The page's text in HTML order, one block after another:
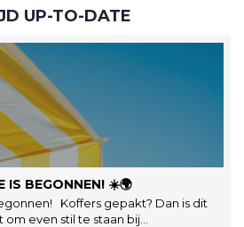
UP-TO-DATE
IS BEGONNEN! ☀️🌍
Koffers gepakt? Dan is dit
even stil te staan bij…